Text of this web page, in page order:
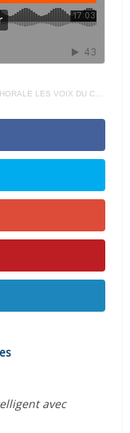
LES VOIX DU COEUR court – 24 OCTOBRE 2024 –
avec